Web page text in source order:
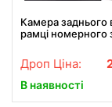
Камера заднього
рамці номерного
R314
Дроп Ціна:
В наявності